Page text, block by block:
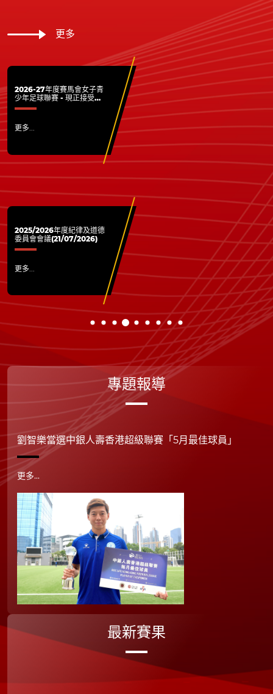
更多
2026-27年度賽馬會女子青
少年足球聯賽 - 現正接受各
屬會報名
更多...
2025/2026年度紀律及道德
委員會會議(21/07/2026)
更多...
專題報導
劉智樂當選中銀人壽香港超級聯賽「5月最佳球員」
更多...
最新賽果